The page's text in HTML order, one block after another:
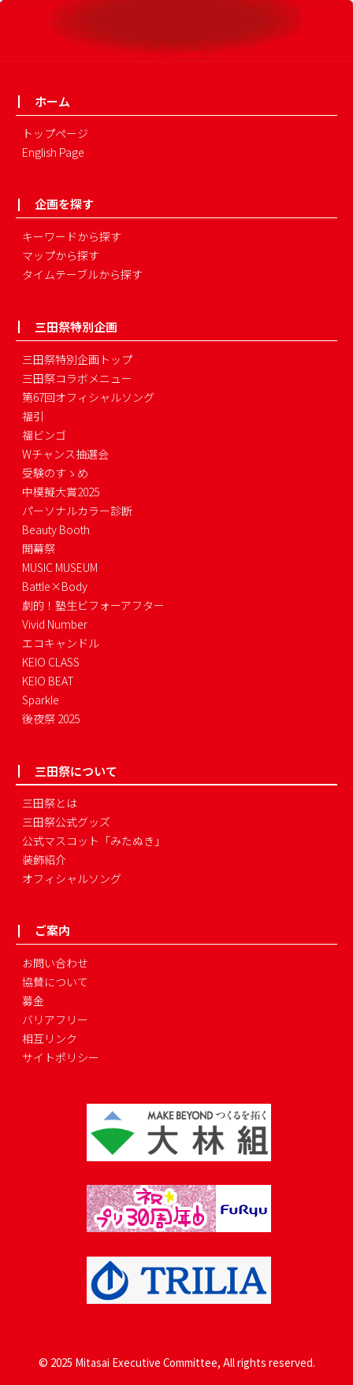
ホーム
トップページ
English Page
企画を探す
キーワードから探す
マップから探す
タイムテーブルから探す
三田祭特別企画
三田祭特別企画トップ
三田祭コラボメニュー
第67回オフィシャルソング
福引
福ビンゴ
Wチャンス抽選会
受験のすゝめ
中模擬大賞2025
パーソナルカラー診断
Beauty Booth
開幕祭
MUSIC MUSEUM
Battle×Body
劇的！塾生ビフォーアフター
Vivid Number
エコキャンドル
KEIO CLASS
KEIO BEAT
Sparkle
後夜祭 2025
三田祭について
三田祭とは
三田祭公式グッズ
公式マスコット「みたぬき」
装飾紹介
オフィシャルソング
ご案内
お問い合わせ
協賛について
募金
バリアフリー
相互リンク
サイトポリシー
© 2025 Mitasai Executive Committee, All rights reserved.